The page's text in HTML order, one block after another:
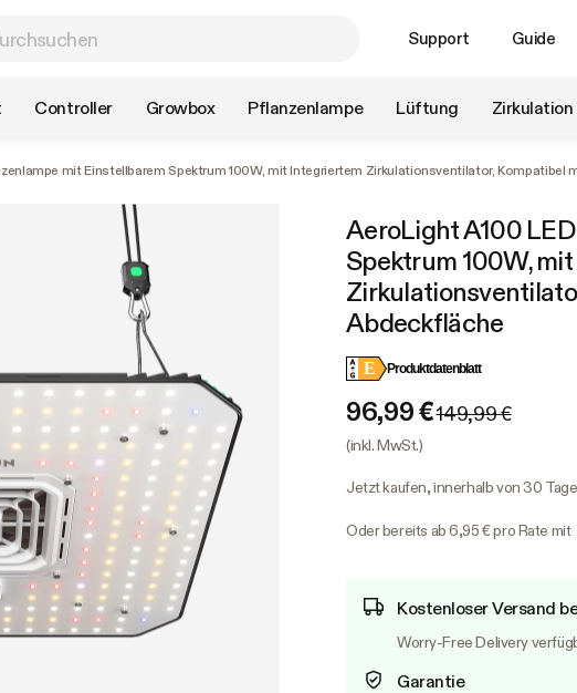
Support Guide
Controller Growbox Pflanzenlampe Lüftung Zirkulation
mit Einstellbarem Spektrum 100W, mit Integriertem Zirkulationsventilator, Kompatibel
AeroLight A100
Spektrum 100W,
Abdeckfläche
E Produktdatenblatt
96,99 €149,99 €
(inkl. MwSt.)
Jetzt kaufen, innerhalb von 30
Oder bereits ab 6,95 € pro Rate mit
Kostenloser Versand
Worry-Free Delivery
Garantie